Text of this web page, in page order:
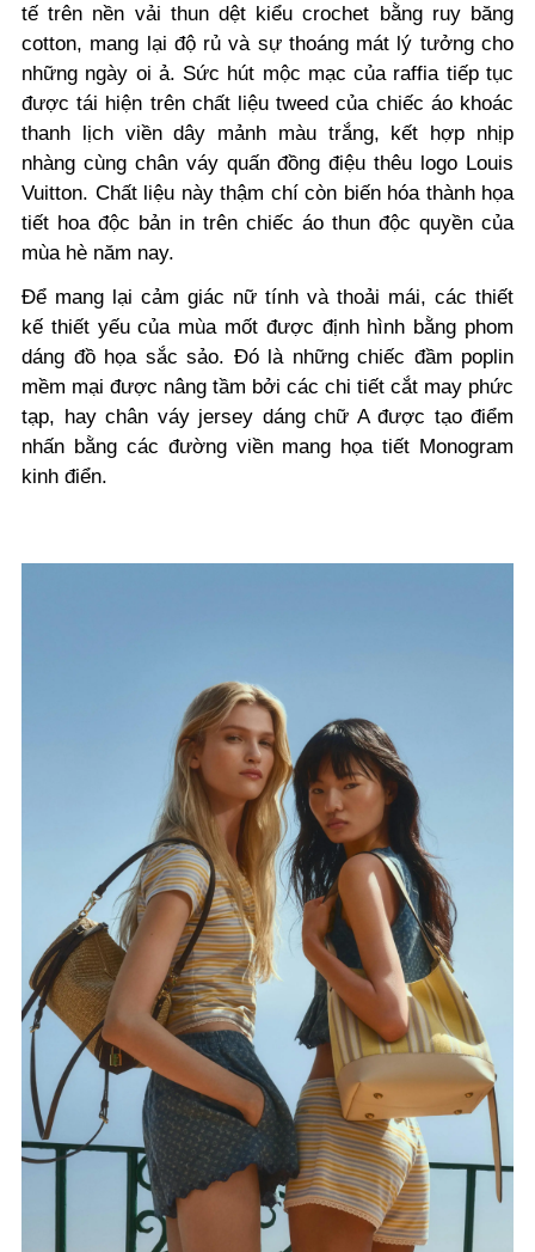
tế trên nền vải thun dệt kiểu crochet bằng ruy băng
cotton, mang lại độ rủ và sự thoáng mát lý tưởng cho
những ngày oi ả. Sức hút mộc mạc của raffia tiếp tục
được tái hiện trên chất liệu tweed của chiếc áo khoác
thanh lịch viền dây mảnh màu trắng, kết hợp nhịp
nhàng cùng chân váy quấn đồng điệu thêu logo Louis
Vuitton. Chất liệu này thậm chí còn biến hóa thành họa
tiết hoa độc bản in trên chiếc áo thun độc quyền của
mùa hè năm nay.
Để mang lại cảm giác nữ tính và thoải mái, các thiết
kế thiết yếu của mùa mốt được định hình bằng phom
dáng đồ họa sắc sảo. Đó là những chiếc đầm poplin
mềm mại được nâng tầm bởi các chi tiết cắt may phức
tạp, hay chân váy jersey dáng chữ A được tạo điểm
nhấn bằng các đường viền mang họa tiết Monogram
kinh điển.